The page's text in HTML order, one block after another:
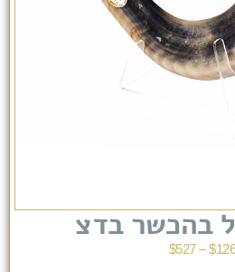
בהכשר בדצ
$
–
$527